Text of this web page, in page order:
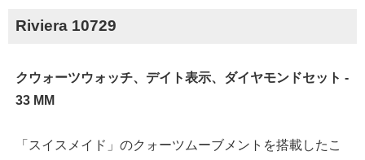
Riviera 10729
クウォーツウォッチ、デイト表示、ダイヤモンドセット -
33 MM
「スイスメイド」のクォーツムーブメントを搭載したこ